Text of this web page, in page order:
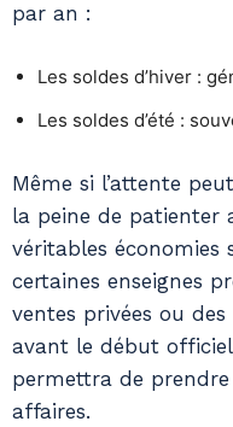
par an :
Les soldes d’hiver :
Les soldes d’été :
Même si l’attente
la peine de patienter
véritables économies
certaines enseignes
ventes privées ou
avant le début
permettra de prendre
affaires.